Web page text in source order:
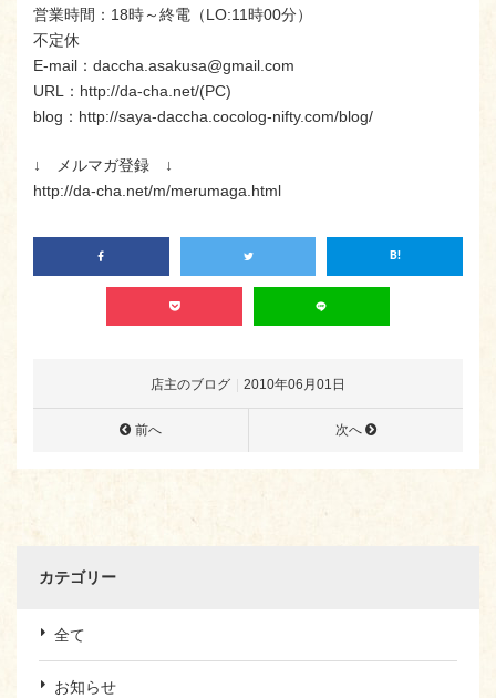
営業時間：18時～終電（LO:11時00分）
不定休
E-mail：daccha.asakusa@gmail.com
URL：http://da-cha.net/(PC)
blog：http://saya-daccha.cocolog-nifty.com/blog/
↓ メルマガ登録 ↓
http://da-cha.net/m/merumaga.html
店主のブログ 2010年06月01日
前へ 次へ
カテゴリー
全て
お知らせ